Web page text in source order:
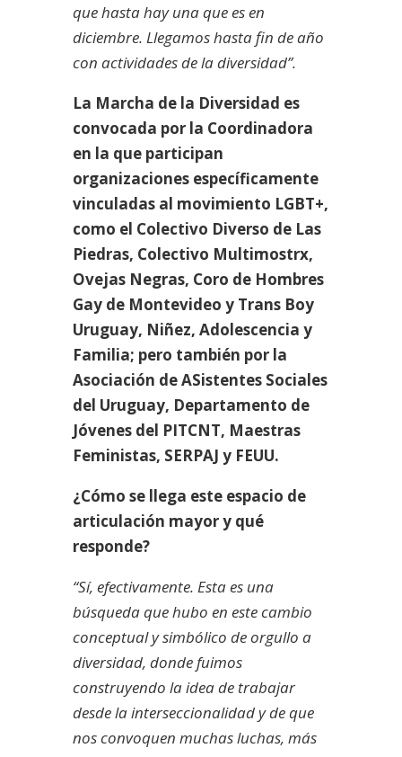
que hasta hay una que es en
diciembre. Llegamos hasta fin de año
con actividades de la diversidad”.
La Marcha de la Diversidad es
convocada por la Coordinadora
en la que participan
organizaciones específicamente
vinculadas al movimiento LGBT+,
como el Colectivo Diverso de Las
Piedras, Colectivo Multimostrx,
Ovejas Negras, Coro de Hombres
Gay de Montevideo y Trans Boy
Uruguay, Niñez, Adolescencia y
Familia; pero también por la
Asociación de ASistentes Sociales
del Uruguay, Departamento de
Jóvenes del PITCNT, Maestras
Feministas, SERPAJ y FEUU.
¿Cómo se llega este espacio de
articulación mayor y qué
responde?
“Sí, efectivamente. Esta es una
búsqueda que hubo en este cambio
conceptual y simbólico de orgullo a
diversidad, donde fuimos
construyendo la idea de trabajar
desde la interseccionalidad y de que
nos convoquen muchas luchas, más